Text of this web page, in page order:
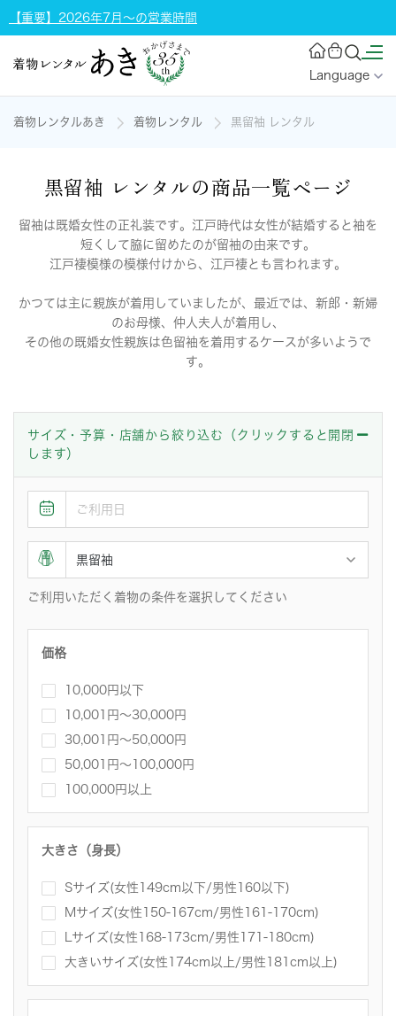
【重要】2026年7月～の営業時間
Language
着物レンタルあき 着物レンタル 黒留袖 レンタル
黒留袖 レンタルの商品一覧ページ
留袖は既婚女性の正礼装です。江戸時代は女性が結婚すると袖を
短くして脇に留めたのが留袖の由来です。
江戸褄模様の模様付けから、江戸褄とも言われます。
かつては主に親族が着用していましたが、最近では、新郎・新婦
のお母様、仲人夫人が着用し、
その他の既婚女性親族は色留袖を着用するケースが多いようで
す。
サイズ・予算・店舗から絞り込む（クリックすると開閉
します）
ご利用いただく着物の条件を選択してください
価格
10,000円以下
10,001円〜30,000円
30,001円～50,000円
50,001円～100,000円
100,000円以上
大きさ（身長）
Sサイズ(女性149cm以下/男性160以下)
Mサイズ(女性150-167cm/男性161-170cm)
Lサイズ(女性168-173cm/男性171-180cm)
大きいサイズ(女性174cm以上/男性181cm以上)